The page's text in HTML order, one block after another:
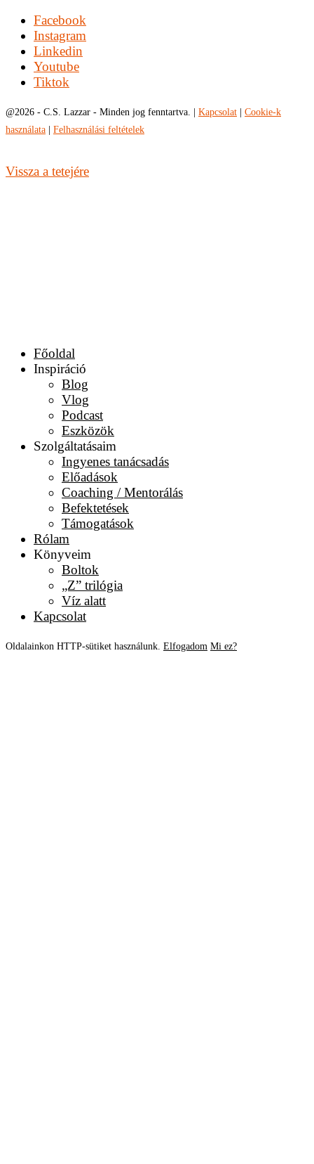
Facebook
Instagram
Linkedin
Youtube
Tiktok
@2026 - C.S. Lazzar - Minden jog fenntartva. | Kapcsolat
Cookie-k
használata
Felhasználási feltételek
Vissza a tetejére
Főoldal
Inspiráció
Blog
Vlog
Podcast
Eszközök
Szolgáltatásaim
Ingyenes tanácsadás
Előadások
Coaching / Mentorálás
Befektetések
Támogatások
Rólam
Könyveim
Boltok
„Z” trilógia
Víz alatt
Kapcsolat
Oldalainkon HTTP-sütiket használunk. Elfogadom Mi ez?